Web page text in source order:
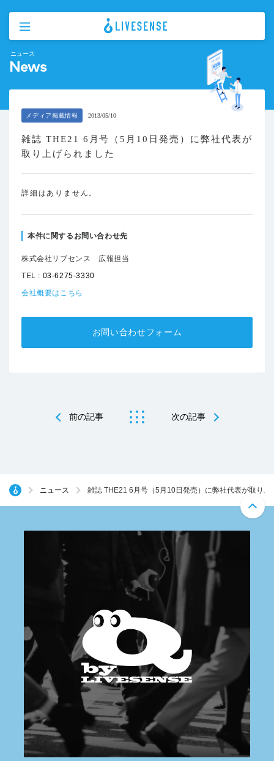
ニュース
News
メディア掲載情報 2013/05/10
雑誌 THE21 6月号（5月10日発売）に弊社代表が
取り上げられました
詳細はありません。
本件に関するお問い合わせ先
株式会社リブセンス 広報担当
TEL : 03-6275-3330
会社概要はこちら
お問い合わせフォーム
前の記事 次の記事
ニュース 雑誌 THE21 6月号（5月10日発売）に弊社代表が取り上